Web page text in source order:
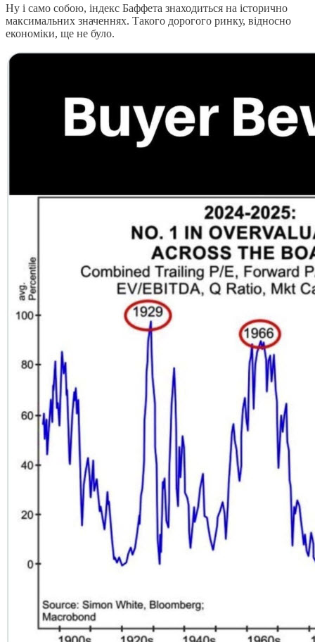
Ну і само собою, індекс Баффета знаходиться на історично
максимальних значеннях. Такого дорогого ринку, відносно
економіки, ще не було.